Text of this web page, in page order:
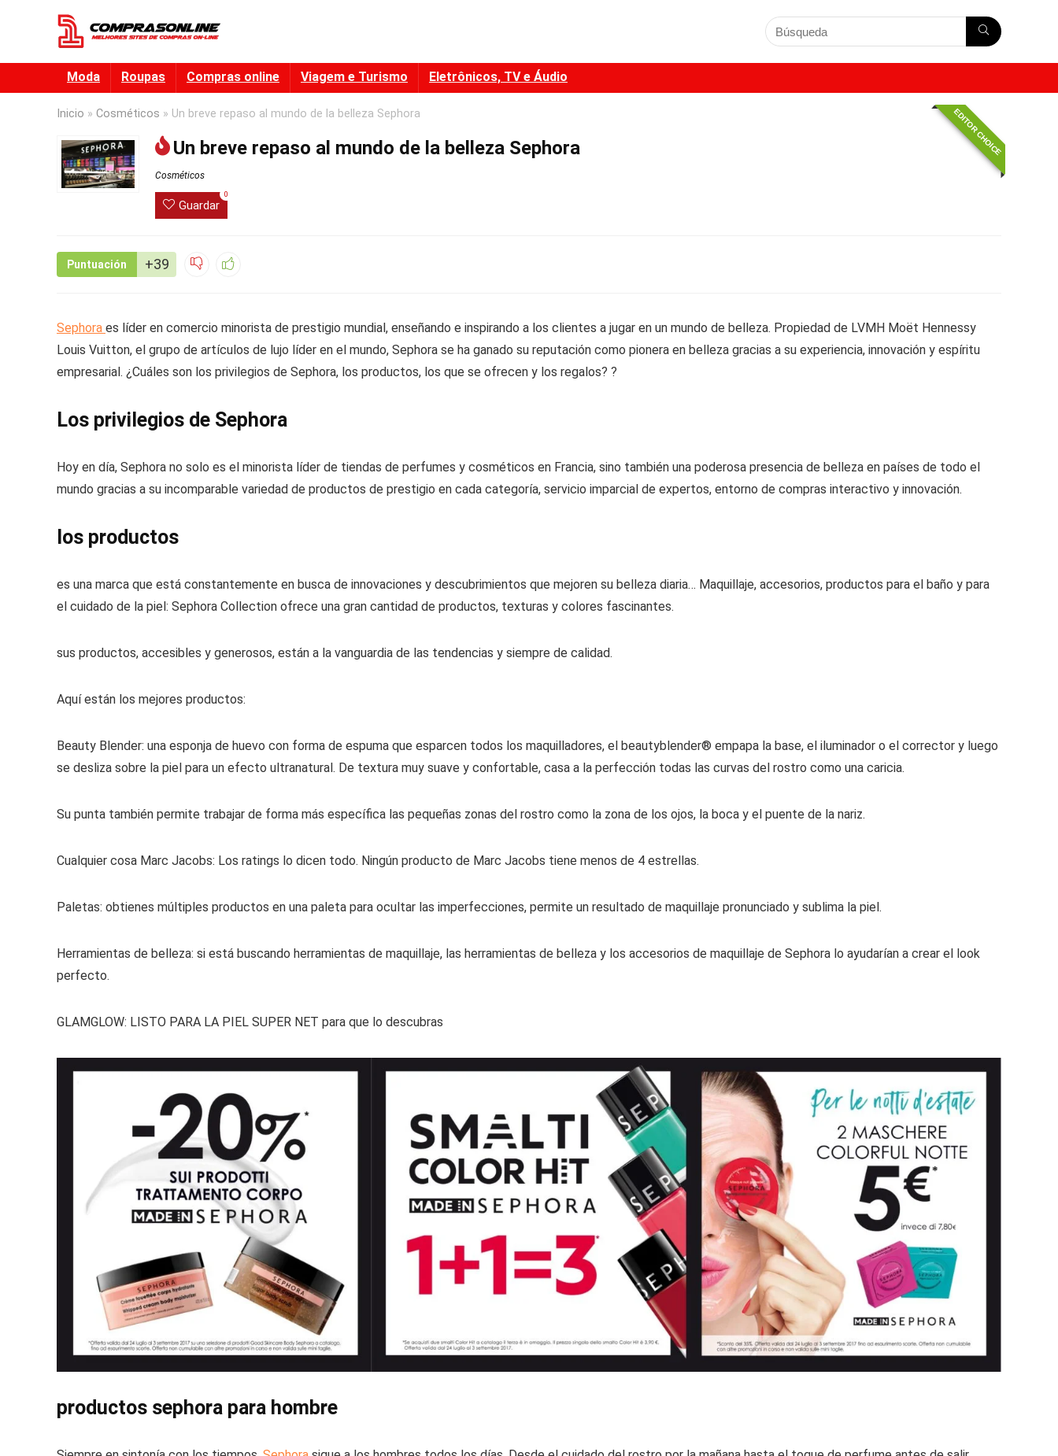
Moda Roupas Compras online Viagem e Turismo Eletrônicos, TV e Áudio
Inicio » Cosméticos » Un breve repaso al mundo de la belleza Sephora EDITOR CHOICE
Un breve repaso al mundo de la belleza Sephora
Cosméticos
Guardar
0
Puntuación +39
Sephora es líder en comercio minorista de prestigio mundial, enseñando e inspirando a los clientes a jugar en un mundo de belleza. Propiedad de LVMH Moët Hennessy
Louis Vuitton, el grupo de artículos de lujo líder en el mundo, Sephora se ha ganado su reputación como pionera en belleza gracias a su experiencia, innovación y espíritu
empresarial. ¿Cuáles son los privilegios de Sephora, los productos, los que se ofrecen y los regalos? ?
Los privilegios de Sephora
Hoy en día, Sephora no solo es el minorista líder de tiendas de perfumes y cosméticos en Francia, sino también una poderosa presencia de belleza en países de todo el
mundo gracias a su incomparable variedad de productos de prestigio en cada categoría, servicio imparcial de expertos, entorno de compras interactivo y innovación.
los productos
es una marca que está constantemente en busca de innovaciones y descubrimientos que mejoren su belleza diaria… Maquillaje, accesorios, productos para el baño y para
el cuidado de la piel: Sephora Collection ofrece una gran cantidad de productos, texturas y colores fascinantes.
sus productos, accesibles y generosos, están a la vanguardia de las tendencias y siempre de calidad.
Aquí están los mejores productos:
Beauty Blender: una esponja de huevo con forma de espuma que esparcen todos los maquilladores, el beautyblender® empapa la base, el iluminador o el corrector y luego
se desliza sobre la piel para un efecto ultranatural. De textura muy suave y confortable, casa a la perfección todas las curvas del rostro como una caricia.
Su punta también permite trabajar de forma más específica las pequeñas zonas del rostro como la zona de los ojos, la boca y el puente de la nariz.
Cualquier cosa Marc Jacobs: Los ratings lo dicen todo. Ningún producto de Marc Jacobs tiene menos de 4 estrellas.
Paletas: obtienes múltiples productos en una paleta para ocultar las imperfecciones, permite un resultado de maquillaje pronunciado y sublima la piel.
Herramientas de belleza: si está buscando herramientas de maquillaje, las herramientas de belleza y los accesorios de maquillaje de Sephora lo ayudarían a crear el look
perfecto.
GLAMGLOW: LISTO PARA LA PIEL SUPER NET para que lo descubras
productos sephora para hombre